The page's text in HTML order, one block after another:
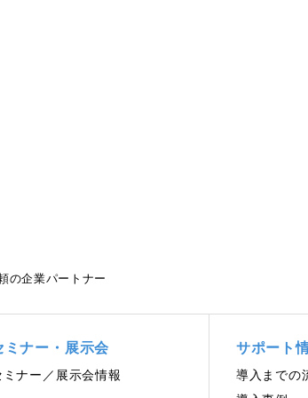
の企業パートナー
ミナー・展示会
ミナー／展示会情報
サポート
導⼊までの